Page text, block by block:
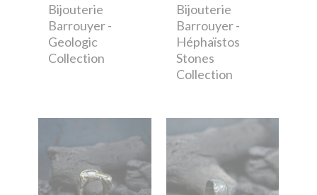
Bijouterie
Barrouyer-
Geologic
Collection
Bijouterie
Barrouyer-
Héphaïstos
Stones
Collection